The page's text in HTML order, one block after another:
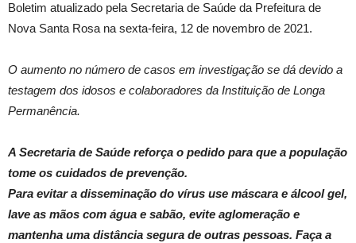
Boletim atualizado pela Secretaria de Saúde da Prefeitura de
Nova Santa Rosa na sexta-feira, 12 de novembro de 2021.
O aumento no número de casos em investigação se dá devido a
testagem dos idosos e colaboradores da Instituição de Longa
Permanência.
A Secretaria de Saúde reforça o pedido para que a população
tome os cuidados de prevenção.
Para evitar a disseminação do vírus use máscara e álcool gel,
lave as mãos com água e sabão, evite aglomeração e
mantenha uma distância segura de outras pessoas. Faça a